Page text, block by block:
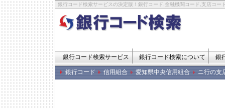
銀行コード検索サービスの決定版！銀行コード,金融機関コード,支店コー
銀行コード検索サービス 銀行コード検索について 銀
銀行コード 信用組合 愛知県中央信用組合 ニ行の支